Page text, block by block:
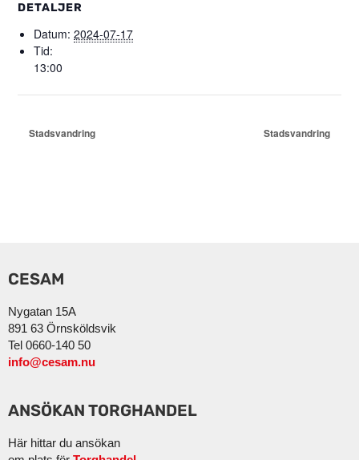
DETALJER
Datum: 2024-07-17
Tid:
13:00
Stadsvandring Stadsvandring
CESAM
Nygatan 15A
891 63 Örnsköldsvik
Tel 0660-140 50
info@cesam.nu
ANSÖKAN TORGHANDEL
Här hittar du ansökan